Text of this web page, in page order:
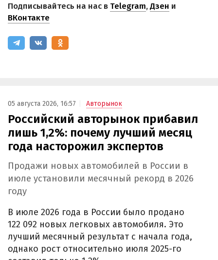
Подписывайтесь на нас в Telegram,Дзен и
ВКонтакте
05 августа 2026, 16:57 Авторынок
Российский авторынок прибавил
лишь 1,2%: почему лучший месяц
года насторожил экспертов
Продажи новых автомобилей в России в
июле установили месячный рекорд в 2026
году
В июле 2026 года в России было продано
122 092 новых легковых автомобиля. Это
лучший месячный результат с начала года,
однако рост относительно июля 2025-го